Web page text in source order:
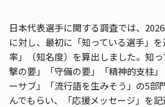
日本代表選手に関する調査では、
に対し、最初に「知っている選手」
率」（知名度）を算出しました。知
撃の要」「守備の要」「精神的支柱
ーサブ」「流行語を生みそう」の5部
んでもらい、「応援メッセージ」を記